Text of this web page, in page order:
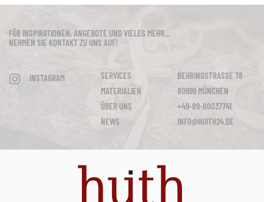
FÜR INSPIRATIONEN, ANGEBOTE UND VIELES MEHR...
NEHMEN SIE KONTAKT ZU UNS AUF!
INSTAGRAM
SERVICES
MATERIALIEN
ÜBER UNS
NEWS
BEHRINGSTRASSE 78
80999 MÜNCHEN
+49-89-80037741
INFO@HUITH24.DE